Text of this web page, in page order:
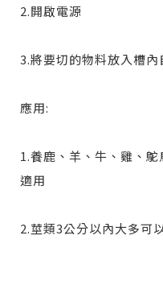
2.開啟電源
3.將要切的物料放入槽內
應用:
1.養鹿、羊、牛、雞、
適用
2.莖類3公分以內大多可